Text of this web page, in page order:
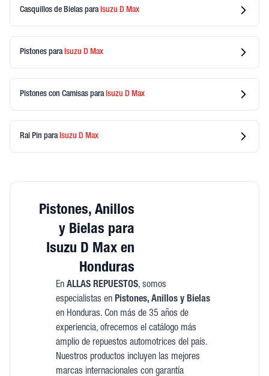
Casquillos de Bielas para Isuzu D Max
Pistones para Isuzu D Max
Pistones con Camisas para Isuzu D Max
Rai Pin para Isuzu D Max
Pistones, Anillos
y Bielas para
Isuzu D Max en
Honduras
En ALLAS REPUESTOS, somos
especialistas en Pistones, Anillos y Bielas
en Honduras. Con más de 35 años de
experiencia, ofrecemos el catálogo más
amplio de repuestos automotrices del país.
Nuestros productos incluyen las mejores
marcas internacionales con garantía